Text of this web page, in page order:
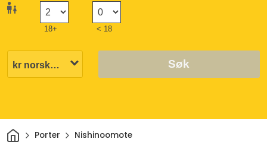
18+ < 18
Søk
HjemPorter Nishinoomote